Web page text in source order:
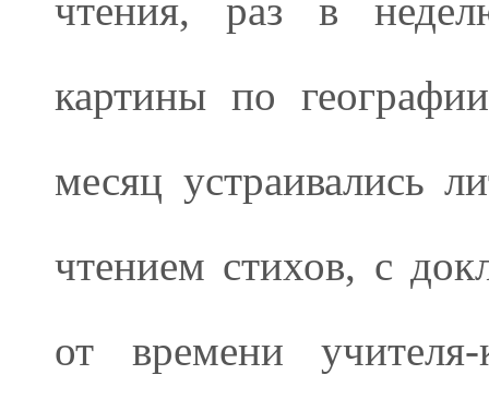
чтения, раз в
картины по
месяц устраивались
чтением стихов, с
от времени